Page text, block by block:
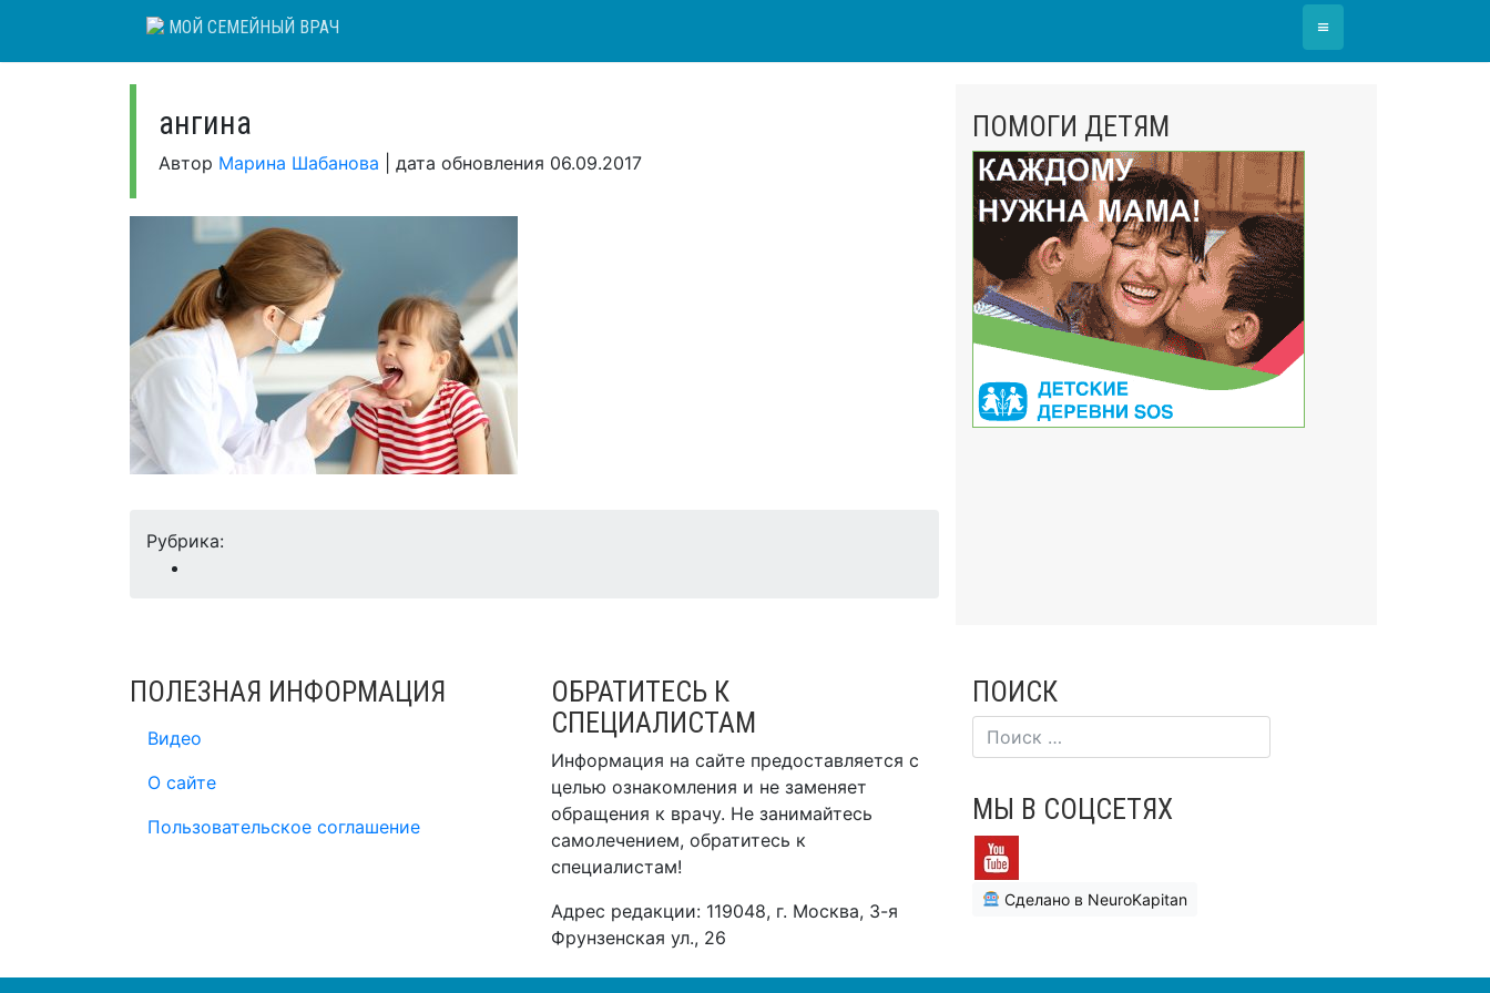
content
МОЙ СЕМЕЙНЫЙ ВРАЧ ≡
ангина
Автор Марина Шабанова дата обновления 06.09.2017
Рубрика:
ПОМОГИ ДЕТЯМ
ПОЛЕЗНАЯ ИНФОРМАЦИЯ
Видео
О сайте
Пользовательское соглашение
ОБРАТИТЕСЬ К
СПЕЦИАЛИСТАМ
Информация на сайте предоставляется с
целью ознакомления и не заменяет
обращения к врачу. Не занимайтесь
самолечением, обратитесь к
специалистам!
Адрес редакции: 119048, г. Москва, 3-я
Фрунзенская ул., 26
ПОИСК
МЫ В СОЦСЕТЯХ
Сделано в NeuroKapitan